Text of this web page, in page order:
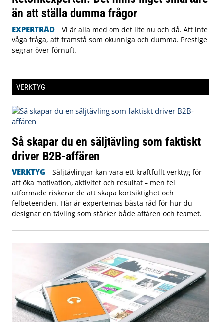
än att ställa dumma frågor
EXPERTRÅD
Vi är alla med om det lite nu och då. Att inte
våga fråga, att framstå som okunniga och dumma. Prestige
segrar över förnuft.
VERKTYG
Så skapar du en säljtävling som faktiskt
driver B2B-affären
VERKTYG
Säljtävlingar kan vara ett kraftfullt verktyg för
att öka motivation, aktivitet och resultat – men fel
utformade riskerar de att skapa kortsiktighet och
felbeteenden. Här är experternas bästa råd för hur du
designar en tävling som stärker både affären och teamet.